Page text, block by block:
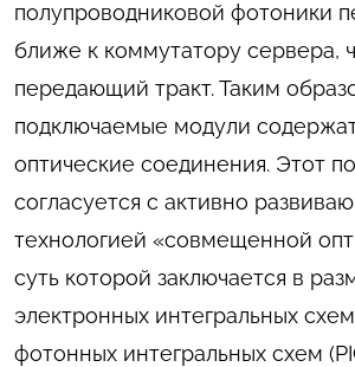
полупроводниковой фотоники
ближе к коммутатору сервера,
передающий тракт. Таким
подключаемые модули
оптические соединения. Этот
согласуется с активно
технологией «совмещенной
суть которой заключается в
электронных интегральных схем
фотонных интегральных схем